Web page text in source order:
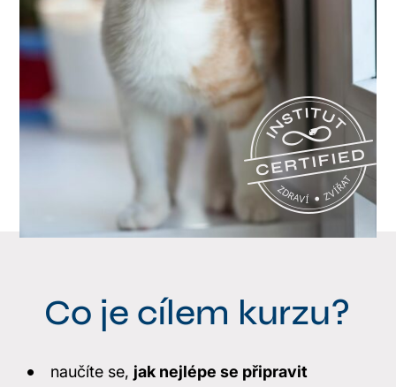
Co je cílem kurzu?
naučíte se, jak nejlépe se připravit